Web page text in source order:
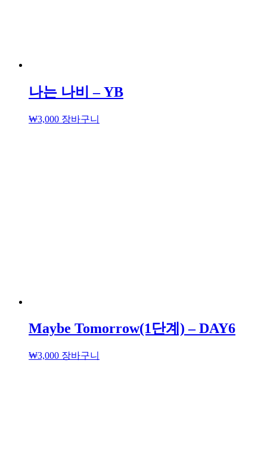
나는 나비 – YB
₩3,000 장바구니
Maybe Tomorrow(1단계) – DAY6
₩3,000 장바구니